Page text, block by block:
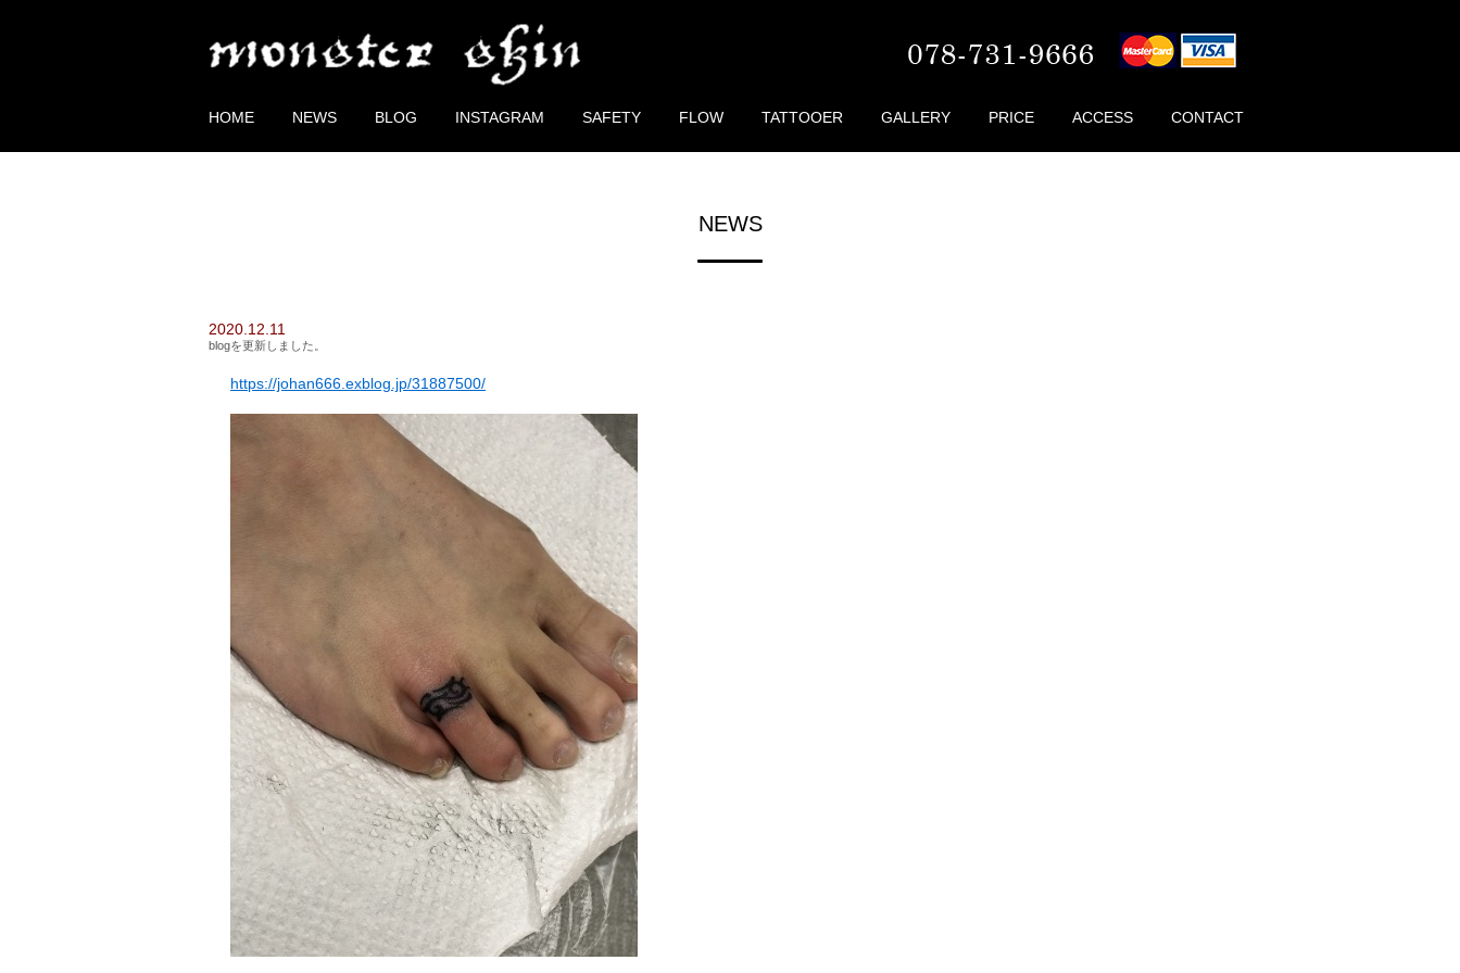
HOME NEWS BLOG INSTAGRAM SAFETY FLOW TATTOOER GALLERY PRICE ACCESS CONTACT
NEWS
2020.12.11
blogを更新しました。
https://johan666.exblog.jp/31887500/